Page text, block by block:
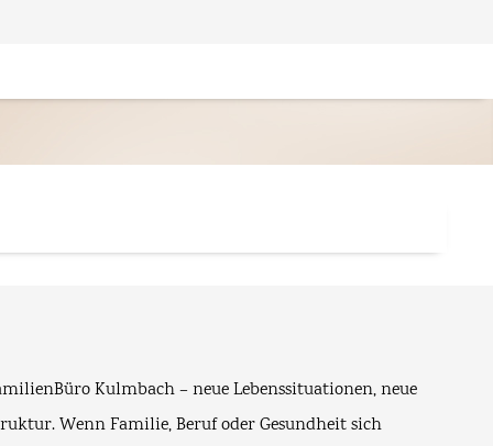
Kulmbach – neue Lebenssituationen, neue
Wenn Familie, Beruf oder Gesundheit sich